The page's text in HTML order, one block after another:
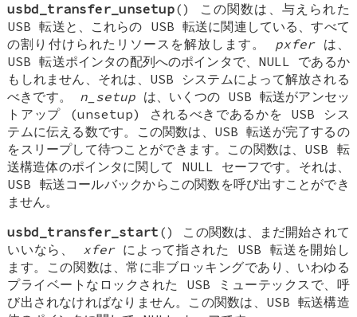
usbd_transfer_unsetup() この関数は、与えられた
USB 転送と、これらの USB 転送に関連している、すべて
の割り付けられたリソースを解放します。 pxferは、
USB 転送ポインタの配列へのポインタで、NULL であるか
もしれません、それは、USB システムによって解放される
べきです。 n_setupは、いくつの USB 転送がアンセッ
トアップ (unsetup) されるべきであるかを USB シス
テムに伝える数です。この関数は、USB 転送が完了するの
をスリープして待つことができます。この関数は、USB 転
送構造体のポインタに関して NULL セーフです。それは、
USB 転送コールバックからこの関数を呼び出すことができ
ません。
usbd_transfer_start () この関数は、まだ開始されて
いいなら、 xferによって指された USB 転送を開始し
ます。この関数は、常に非ブロッキングであり、いわゆる
プライベートなロックされた USB ミューテックスで、呼
び出されなければなりません。この関数は、USB 転送構造